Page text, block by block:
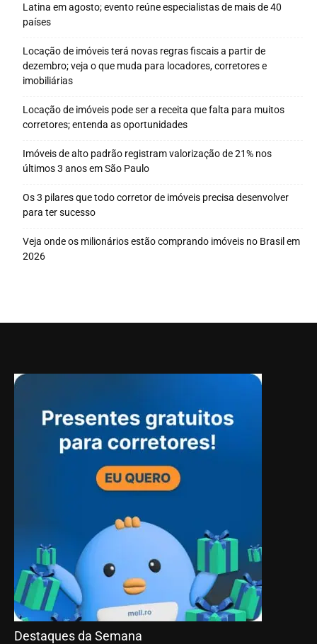
Latina em agosto; evento reúne especialistas de mais de 40
países
Locação de imóveis terá novas regras fiscais a partir de
dezembro; veja o que muda para locadores, corretores e
imobiliárias
Locação de imóveis pode ser a receita que falta para muitos
corretores; entenda as oportunidades
Imóveis de alto padrão registram valorização de 21% nos
últimos 3 anos em São Paulo
Os 3 pilares que todo corretor de imóveis precisa desenvolver
para ter sucesso
Veja onde os milionários estão comprando imóveis no Brasil em
2026
Destaques da Semana